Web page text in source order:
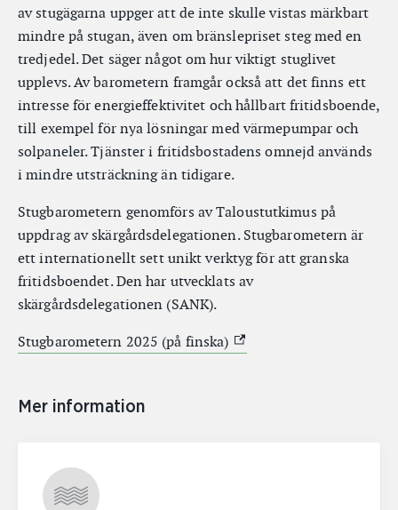
av stugägarna uppger att de inte skulle vistas märkbart
mindre på stugan, även om bränslepriset steg med en
tredjedel. Det säger något om hur viktigt stuglivet
upplevs. Av barometern framgår också att det finns ett
intresse för energieffektivitet och hållbart fritidsboende,
till exempel för nya lösningar med värmepumpar och
solpaneler. Tjänster i fritidsbostadens omnejd används
i mindre utsträckning än tidigare.
Stugbarometern genomförs av Taloustutkimus på
uppdrag av skärgårdsdelegationen. Stugbarometern är
ett internationellt sett unikt verktyg för att granska
fritidsboendet. Den har utvecklats av
skärgårdsdelegationen (SANK).
Stugbarometern 2025 (på finska) (Extern link)
Mer information